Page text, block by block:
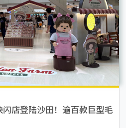
店登陆沙田！逾百款巨型毛